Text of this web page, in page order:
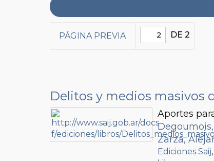
PÁGINA PREVIA DE 2
Delitos y medios masivos
Aportes
Zarza,
Ediciones Saij